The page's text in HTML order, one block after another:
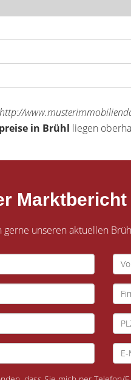
in Brühl liegen
gerne unseren aktuellen